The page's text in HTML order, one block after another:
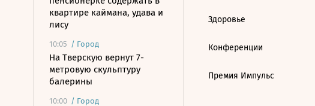
квартире каймана, удава и
лису
10:05 / Город
На Тверскую вернут 7-
метровую скульптуру
балерины
10:00 / Город
Здоровье
Конференции
Премия Импульс